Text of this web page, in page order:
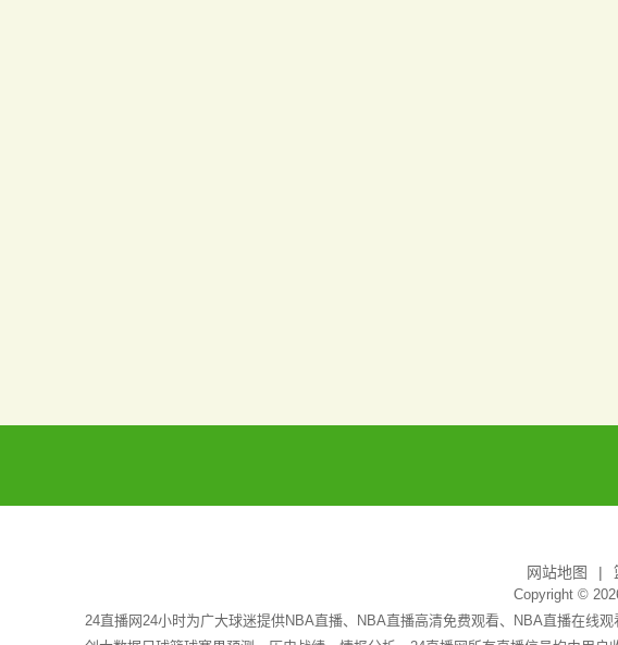
网站地图
Copyright ©
24直播网24小时为广大球迷提供NBA直播、NBA直播高清免费观看、NBA直播在线